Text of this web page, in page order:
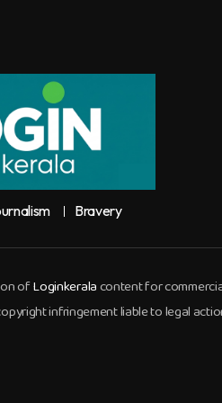
Bravery
ofLoginkeralacontent for
infringement liable to legal